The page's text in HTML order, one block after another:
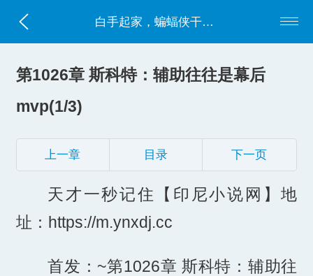
白手起家，蝙蝠侠干碎我的致富梦
第1026章 斯科特：辅助往往是幕后
mvp(1/3)
上一章 目录 下一页
天才一秒记住【印尼小说网】地
址：https://m.ynxdj.cc
首发：~第1026章 斯科特：辅助往